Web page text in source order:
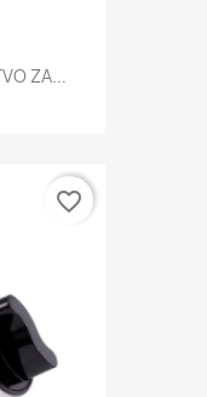
ZA...
favorite_border